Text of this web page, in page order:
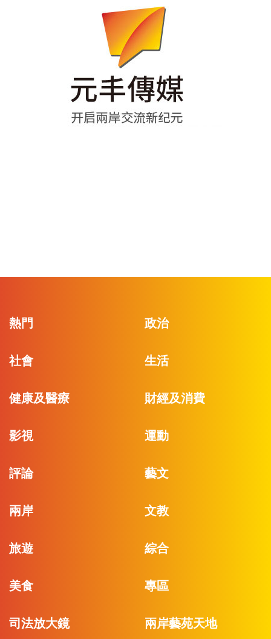
熱門 政治
社會 生活
健康及醫療 財經及消費
影視 運動
評論 藝文
兩岸 文教
旅遊 綜合
美食 專區
司法放大鏡 兩岸藝苑天地